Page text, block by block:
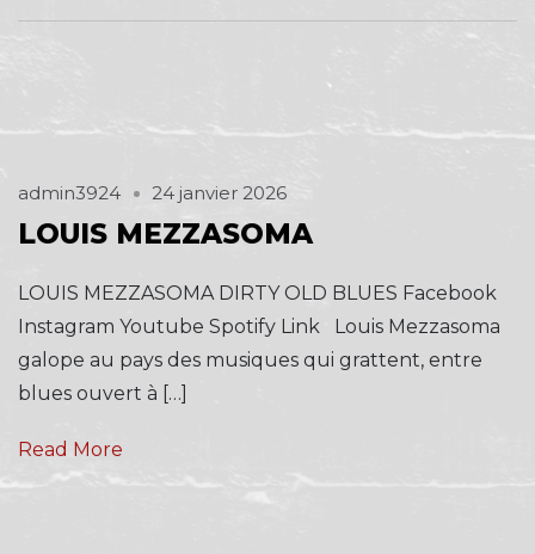
admin3924 24 janvier 2026
LOUIS MEZZASOMA
LOUIS MEZZASOMA DIRTY OLD BLUES Facebook
Instagram Youtube Spotify Link Louis Mezzasoma
galope au pays des musiques qui grattent, entre
blues ouvert à […]
Read More